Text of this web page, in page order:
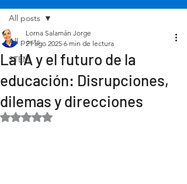
All posts
STEM
All posts
La IA y el futuro de la
educación: Disrupciones,
dilemas y direcciones
Lorna Salamán Jorge
21 ago 2025 6 min de lectura
Obtuvo NaN de 5 estrellas.